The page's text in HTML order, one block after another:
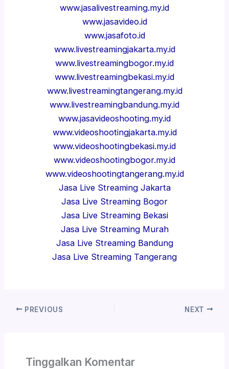
www.jasalivestreaming.my.id
www.jasavideo.id
www.jasafoto.id
www.livestreamingjakarta.my.id
www.livestreamingbogor.my.id
www.livestreamingbekasi.my.id
www.livestreamingtangerang.my.id
www.livestreamingbandung.my.id
www.jasavideoshooting.my.id
www.videoshootingjakarta.my.id
www.videoshootingbekasi.my.id
www.videoshootingbogor.my.id
www.videoshootingtangerang.my.id
Jasa Live Streaming Jakarta
Jasa Live Streaming Bogor
Jasa Live Streaming Bekasi
Jasa Live Streaming Murah
Jasa Live Streaming Bandung
Jasa Live Streaming Tangerang
PREVIOUS NEXT
Tinggalkan Komentar